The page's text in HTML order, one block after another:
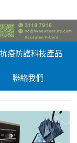
抗疫防護科技產品
聯絡我們